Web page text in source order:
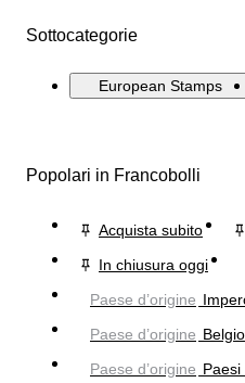
Sottocategorie
European Stamps
Popolari in Francobolli
Acquista subito
In chiusura oggi
Paese d’origine
Paese d’origine Belgio
Paese d’origine Paesi